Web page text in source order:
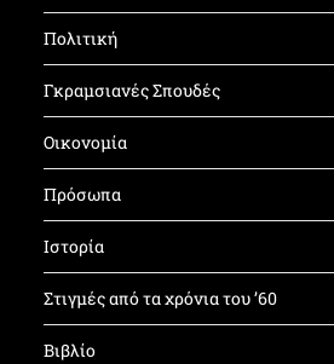
Πολιτική
Γκραμσιανές Σπουδές
Οικονομία
Πρόσωπα
Ιστορία
Στιγμές από τα χρόνια του ’60
Βιβλίο